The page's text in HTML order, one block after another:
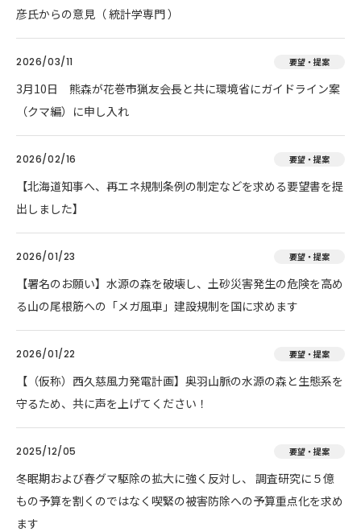
彦氏からの意見（ 統計学専門 ）
2026/03/11 要望・提案
3月10日 熊森が花巻市猟友会長と共に環境省にガイドライン案
（クマ編）に申し入れ
2026/02/16 要望・提案
【北海道知事へ、再エネ規制条例の制定などを求める要望書を提
出しました】
2026/01/23 要望・提案
【署名のお願い】水源の森を破壊し、土砂災害発生の危険を高め
る山の尾根筋への「メガ風車」建設規制を国に求めます
2026/01/22 要望・提案
【（仮称）西久慈風力発電計画】奥羽山脈の水源の森と生態系を
守るため、共に声を上げてください！
2025/12/05 要望・提案
冬眠期および春グマ駆除の拡大に強く反対し、 調査研究に５億
もの予算を割くのではなく喫緊の被害防除への予算重点化を求め
ます